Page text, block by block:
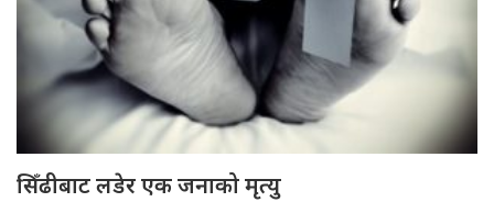
सिँढीबाट लडेर एक जनाको मृत्यु